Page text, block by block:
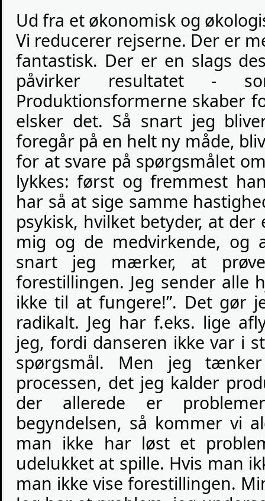
Ud fra et økonomisk og
Vi reducerer rejserne. Der er
fantastisk. Der er en slags
påvirker resultatet -
Produktionsformerne skaber
elsker det. Så snart jeg
foregår på en helt ny måde,
for at svare på spørgsmålet
lykkes: først og fremmest
har så at sige samme
psykisk, hvilket betyder, at
mig og de medvirkende, og
snart jeg mærker, at
forestillingen. Jeg sender alle
ikke til at fungere!”. Det gør
radikalt. Jeg har f.eks. lige
jeg, fordi danseren ikke var i
spørgsmål. Men jeg
processen, det jeg kalder
der allerede er
begyndelsen, så kommer vi
man ikke har løst et
udelukket at spille. Hvis man
man ikke vise forestillingen.